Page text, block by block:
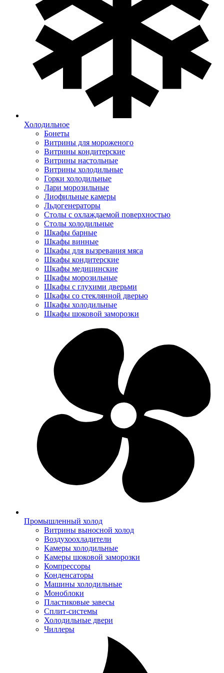
Холодильное
Бонеты
Витрины для мороженого
Витрины кондитерские
Витрины настольные
Витрины холодильные
Горки холодильные
Лари морозильные
Лиофильные камеры
Льдогенераторы
Столы с охлаждаемой поверхностью
Столы холодильные
Шкафы барные
Шкафы винные
Шкафы для вызревания мяса
Шкафы кондитерские
Шкафы медицинские
Шкафы морозильные
Шкафы с глухими дверьми
Шкафы со стеклянной дверью
Шкафы холодильные
Шкафы шоковой заморозки
Промышленный холод
Витрины выносной холод
Воздухоохладители
Камеры холодильные
Камеры шоковой заморозки
Компрессоры
Конденсаторы
Машины холодильные
Моноблоки
Пластиковые завесы
Сплит-системы
Холодильные двери
Чиллеры